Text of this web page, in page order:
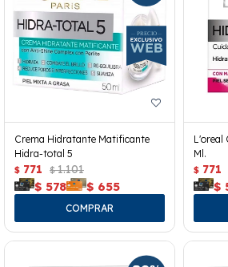
Crema Hidratante Matificante
Hidra-total 5
$ 771 $ 1.101
$ 578 $ 655
L'oreal
Ml.
$ 771
$